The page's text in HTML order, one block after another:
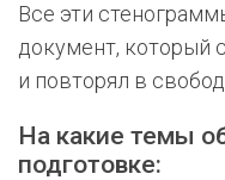
Все эти
документ, который
и повторял в
На какие темы
подготовке: